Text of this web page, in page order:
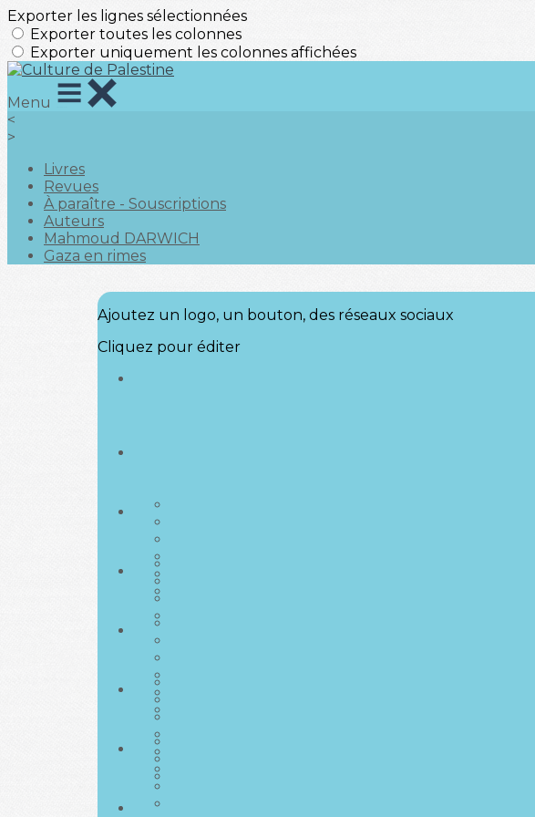
Exporter les lignes sélectionnées
Exporter toutes les colonnes
Exporter uniquement les colonnes affichées
Menu
<
>
Livres
Revues
À paraître - Souscriptions
Auteurs
Mahmoud DARWICH
Gaza en rimes
Ajoutez un logo, un bouton, des réseaux sociaux
Cliquez pour éditer